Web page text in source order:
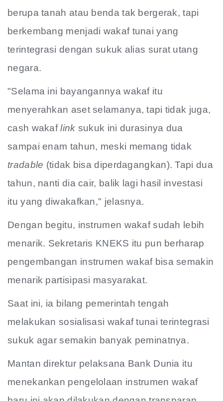
berupa tanah atau benda tak bergerak, tapi
berkembang menjadi wakaf tunai yang
terintegrasi dengan sukuk alias surat utang
negara.
"Selama ini bayangannya wakaf itu
menyerahkan aset selamanya, tapi tidak juga,
cash wakaflink sukuk ini durasinya dua
sampai enam tahun, meski memang tidak
tradable (tidak bisa diperdagangkan). Tapi dua
tahun, nanti dia cair, balik lagi hasil investasi
itu yang diwakafkan," jelasnya.
Dengan begitu, instrumen wakaf sudah lebih
menarik. Sekretaris KNEKS itu pun berharap
pengembangan instrumen wakaf bisa semakin
menarik partisipasi masyarakat.
Saat ini, ia bilang pemerintah tengah
melakukan sosialisasi wakaf tunai terintegrasi
sukuk agar semakin banyak peminatnya.
Mantan direktur pelaksana Bank Dunia itu
menekankan pengelolaan instrumen wakaf